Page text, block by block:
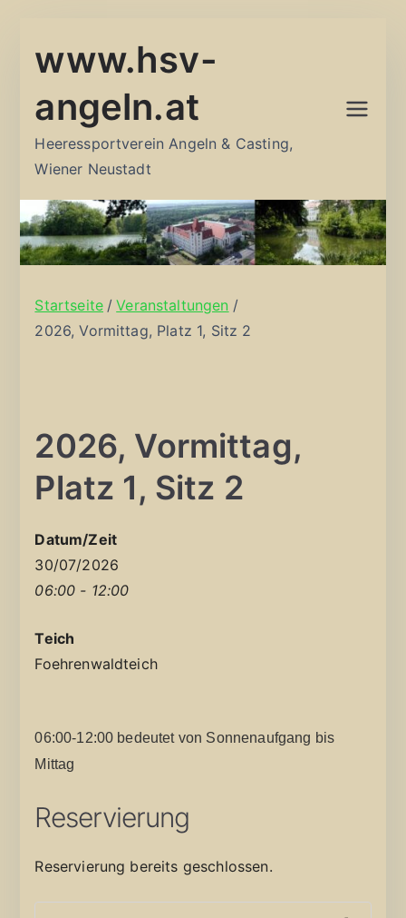
Inhalt
www.hsv-
angeln.at
Heeressportverein Angeln & Casting,
Wiener Neustadt
Startseite
Veranstaltungen
2026, Vormittag, Platz 1, Sitz 2
2026, Vormittag,
Platz 1, Sitz 2
Datum/Zeit
30/07/2026
06:00 - 12:00
Teich
Foehrenwaldteich
06:00-12:00 bedeutet von Sonnenaufgang bis
Mittag
Reservierung
Reservierung bereits geschlossen.